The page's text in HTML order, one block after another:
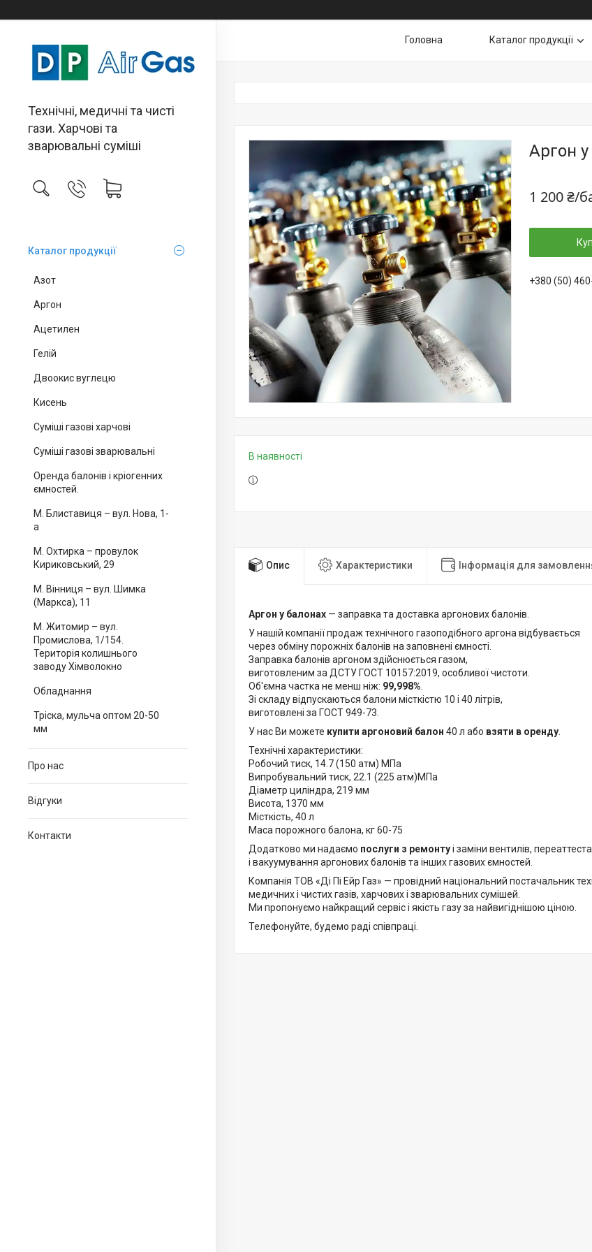
Технічні, медичні та чисті
гази. Харчові та
зварювальні суміші
Каталог продукції
Азот
Аргон
Ацетилен
Гелій
Двоокис вуглецю
Кисень
Суміші газові харчові
Суміші газові зварювальні
Оренда балонів і кріогенних
ємностей.
М. Блиставиця – вул. Нова, 1-
а
М. Охтирка – провулок
Кириковський, 29
М. Вінниця – вул. Шимка
(Маркса), 11
М. Житомир – вул.
Промислова, 1/154.
Територія колишнього
заводу Хімволокно
Обладнання
Тріска, мульча оптом 20-50
мм
Про нас
Відгуки
Контакти
Головна Каталог продукції
Аргон у
1 200 ₴/
+380 (50)
В наявності
Опис Характеристики Інформація для
Аргон у балонах — заправка та доставка аргонових балонів.
У нашій компанії продаж технічного газоподібного аргона відбувається
через обміну порожніх балонів на заповнені ємності.
Заправка балонів аргоном здійснюється газом,
виготовленим за ДСТУ ГОСТ 10157:2019, особливої чистоти.
Об'ємна частка не менш ніж: 99,998%
Зі складу відпускаються балони місткістю 10 і 40 літрів,
виготовлені за ГОСТ 949-73.
У нас Ви можете купити аргоновий балон 40 л або взяти в оренду
Технічні характеристики:
Робочий тиск, 14.7 (150 атм) МПа
Випробувальний тиск, 22.1 (225 атм)МПа
Діаметр циліндра, 219 мм
Висота, 1370 мм
Місткість, 40 л
Маса порожного балона, кг 60-75
Додатково ми надаємо послуги з ремонтуі заміни вентилів,
і вакуумування аргонових балонів та інших газових ємностей.
Компанія ТОВ «Ді Пі Ейр Газ» — провідний національний постачальник
медичних і чистих газів, харчових і зварювальних сумішей.
Ми пропонуємо найкращий сервіс і якість газу за найвигіднішою ціною.
Телефонуйте, будемо раді співпраці.